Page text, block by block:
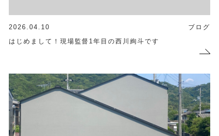
2026.04.10
ブログ
はじめまして！現場監督1年目の西川絢斗です